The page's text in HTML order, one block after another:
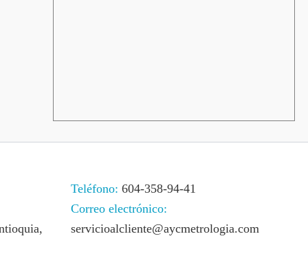
Teléfono: 604-358-94-41
Correo electrónico:
servicioalcliente@aycmetrologia.com